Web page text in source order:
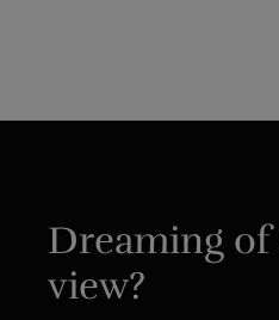
wandelpaden die u
en over duinen voeren.
Dreaming of
view?